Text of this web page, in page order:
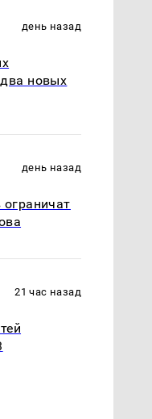
день назад
новых
день назад
21 час назад